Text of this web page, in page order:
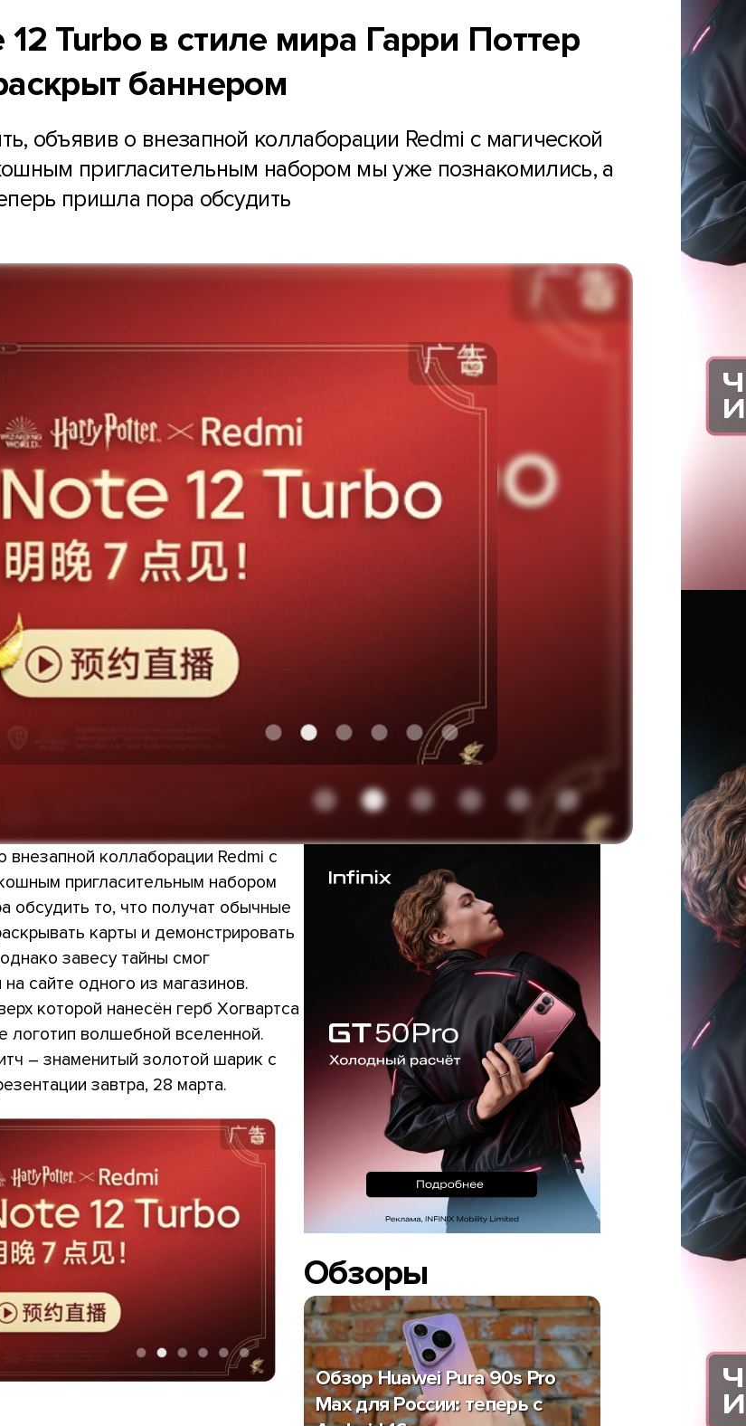
Turbo в стиле мира Гарри Поттер
баннером
объявив о внезапной коллаборации Redmi с магической
пригласительным набором мы уже познакомились, а
пришла пора обсудить
внезапной коллаборации Redmi с
пригласительным набором
обсудить то, что получат обычные
карты и демонстрировать
завесу тайны смог
сайте одного из магазинов.
которой нанесён герб Хогвартса
логотип волшебной вселенной.
– знаменитый золотой шарик с
завтра, 28 марта.
Обзоры
Обзор Huawei Pura 90s Pro
Max для России: теперь с